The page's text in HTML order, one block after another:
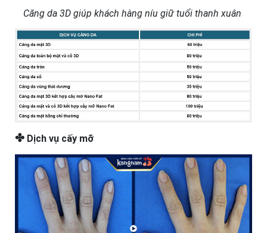
Căng da 3D giúp khách hàng níu giữ tuổi thanh xuân
✤ Dịch vụ cấy mỡ